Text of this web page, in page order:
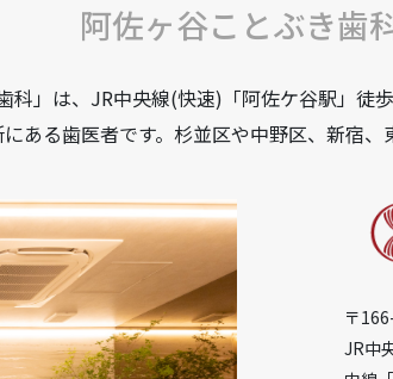
阿佐ヶ谷ことぶき歯
科」は、JR中央線(快速)「阿佐ケ谷駅」
ある歯医者です。杉並区や中野区、新宿
〒
JR中